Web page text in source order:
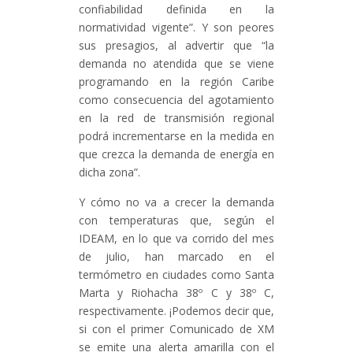
confiabilidad definida en la
normatividad vigente”. Y son peores
sus presagios, al advertir que “la
demanda no atendida que se viene
programando en la región Caribe
como consecuencia del agotamiento
en la red de transmisión regional
podrá incrementarse en la medida en
que crezca la demanda de energía en
dicha zona”.
Y cómo no va a crecer la demanda
con temperaturas que, según el
IDEAM, en lo que va corrido del mes
de julio, han marcado en el
termómetro en ciudades como Santa
Marta y Riohacha 38º C y 38º C,
respectivamente. ¡Podemos decir que,
si con el primer Comunicado de XM
se emite una alerta amarilla con el